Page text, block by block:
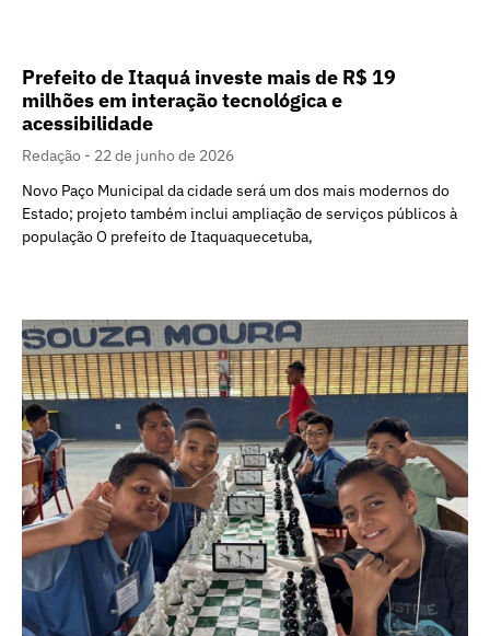
Prefeito de Itaquá investe mais de R$ 19
milhões em interação tecnológica e
acessibilidade
Redação
22 de junho de 2026
Novo Paço Municipal da cidade será um dos mais modernos do
Estado; projeto também inclui ampliação de serviços públicos à
população O prefeito de Itaquaquecetuba,